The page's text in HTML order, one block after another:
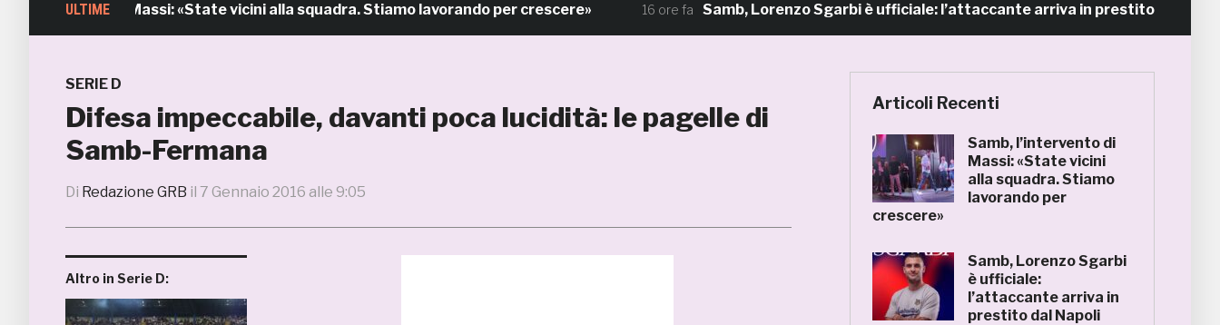
ULTIME
di Massi: «State vicini alla squadra. Stiamo lavorando per crescere» 16 ore fa Samb, Lorenzo Sgarbi è ufficiale: l’attaccante arriva in prestito dal Napoli
SERIE D
Difesa impeccabile, davanti poca lucidità: le pagelle di
Samb-Fermana
Di Redazione GRB il 7 Gennaio 2016 alle 9:05
Altro in Serie D:
Articoli Recenti
Samb, l’intervento di
Massi: «State vicini
alla squadra. Stiamo
lavorando per
crescere»
Samb, Lorenzo Sgarbi
è ufficiale:
l’attaccante arriva in
prestito dal Napoli